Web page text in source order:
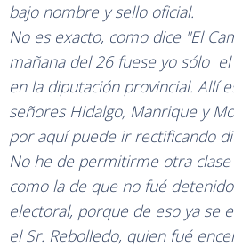
bajo nombre y sello oficial.
No es exacto, como dice "El
mañana del 26 fuese yo sólo
en la diputación provincial. Allí
señores Hidalgo, Manrique y
por aquí puede ir rectificando
No he de permitirme otra
como la de que no fué
electoral, porque de eso ya se
el Sr. Rebolledo, quien fué